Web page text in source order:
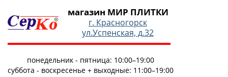
магазин МИР ПЛИТКИ
г. Красногорск
ул.Успенская, д.32
понедельник - пятница: 10:00–19:00
суббота - воскресенье + выходные: 11:00–19:00